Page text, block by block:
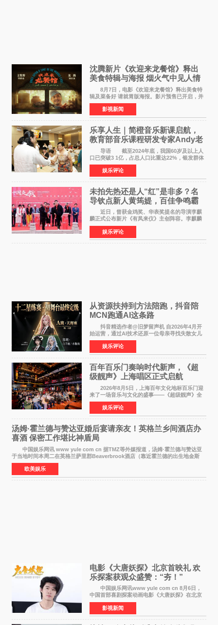
沈腾新片《欢迎来龙餐馆》释出
美食特辑与海报 烟火气中见人情
温暖
8月7日，电影《欢迎来龙餐馆》释出美食特
辑及菜备好 请就胃版海报。影片预售已开启，并
将于8月8日至10日14:00-21:00举行全国超前点
映。电影《欢迎来龙餐馆》作为战争美食喜剧大
片，讲述了中国
影视新闻
乐享人生｜简橙音乐新课启航，
教育部音乐课程研发专家Andy老
师重磅入驻领航银龄琴声
导语 截至2024年底，我国60岁及以上人
口已突破3 1亿，占总人口比重达22%，银发群体
的精神文化需求日益凸显。2024年1月，国务院办
公厅印发《关于发展银发经济增进老年人福祉的
意见》——这是
娱乐评论
未拍先热还是人“红”是非多？名
导钦点新人黄筠媞，百佳争鸣霸
气回应
近日，曾获金鸡奖、华表奖提名的导演李麒
麟正式公布新片《有凤来仪》主创阵容。李麒麟
早年凭电影《华容道》获得金鸡奖、华表奖提
名，此后长期参与国内外电影制作，其担任制片
人参与的作品亦曾
娱乐评论
从资源扶持到方法陪跑，抖音陪
MCN跑通AI这条路
抖音精选作者@旧梦留声机 自2026年4月开
始运营，通过AI技术还原一位母亲寻找失散女儿
的故事，凭借强情感表达获得大量用户关注，发
布仅21小时便获得超1亿曝光、超1000万互动。
此后，账号持续沿
娱乐评论
百年百乐门奏响时代新声，《超
级靓声》上海唱区正式启航
2026年8月5日，上海百年文化地标百乐门迎
来了一场音乐与文化的盛事——《超级靓声》全
国励志音乐公益节目上海唱区新闻发布会暨启动
仪式在此隆重举行。各界领导、嘉宾与媒体朋友
齐聚一堂，共同
娱乐评论
汤姆·霍兰德与赞达亚婚后宴请亲友！英格兰乡间酒店办
喜酒 保密工作堪比神盾局
中国娱乐网讯 www yule com cn 据TMZ等外媒报道，汤姆·霍兰德与赞达亚
于当地时间本周二在英格兰萨里郡Beaverbrook酒店（靠近霍兰德的出生地金斯
顿）举办婚宴，邀请家人与朋友们喝喜酒，庆祝
欧美娱乐
电影《大唐妖探》北京首映礼 欢
乐探案获观众盛赞：“夯！”
中国娱乐网讯www yule com cn 8月6日，
中国首部喜剧探案动画电影《大唐妖探》在北京
举办电影首映礼。导演程腾、联合导演黄珉、总
制片人曹紫建、制片人李莹莹，配音导演张喆，
对白指导程寅，领
影视新闻